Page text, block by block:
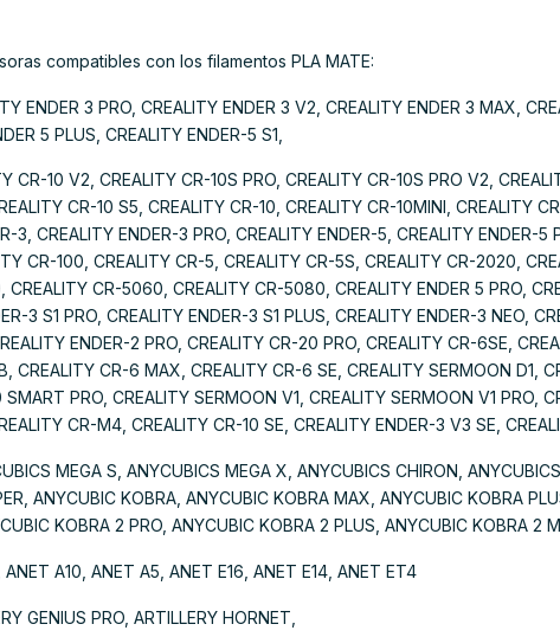
compatibles con los filamentos PLA MATE:
ENDER 3 PRO, CREALITY ENDER 3 V2, CREALITY ENDER 3 MAX,
5 PLUS, CREALITY ENDER-5 S1,
CR-10 V2, CREALITY CR-10S PRO, CREALITY CR-10S PRO V2,
CR-10 S5, CREALITY CR-10, CREALITY CR-10MINI, CREALITY
3, CREALITY ENDER-3 PRO, CREALITY ENDER-5, CREALITY ENDER-5
CR-100, CREALITY CR-5, CREALITY CR-5S, CREALITY CR-2020,
CR-5060, CREALITY CR-5080, CREALITY ENDER 5 PRO,
3 S1 PRO, CREALITY ENDER-3 S1 PLUS, CREALITY ENDER-3 NEO,
ENDER-2 PRO, CREALITY CR-20 PRO, CREALITY CR-6SE,
CREALITY CR-6 MAX, CREALITY CR-6 SE, CREALITY SERMOON D1,
PRO, CREALITY SERMOON V1, CREALITY SERMOON V1 PRO,
CR-M4, CREALITY CR-10 SE, CREALITY ENDER-3 V3 SE,
MEGA S, ANYCUBICS MEGA X, ANYCUBICS CHIRON,
ANYCUBIC KOBRA, ANYCUBIC KOBRA MAX, ANYCUBIC KOBRA
KOBRA 2 PRO, ANYCUBIC KOBRA 2 PLUS, ANYCUBIC KOBRA 2
A10, ANET A5, ANET E16, ANET E14, ANET ET4
GENIUS PRO, ARTILLERY HORNET,